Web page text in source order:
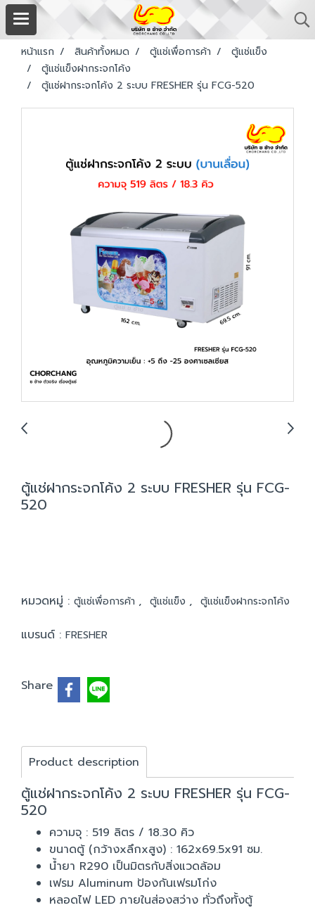
หน้าแรก สินค้าทั้งหมด ตู้แช่เพื่อการค้า
ตู้แช่แข็ง
ตู้แช่แข็งฝากระจกโค้ง
ตู้แช่ฝากระจกโค้ง 2 ระบบ FRESHER รุ่น FCG-520
ตู้แช่ฝากระจกโค้ง 2 ระบบ FRESHER รุ่น FCG-
520
หมวดหมู่ : ตู้แช่เพื่อการค้า , ตู้แช่แข็ง , ตู้แช่แข็งฝากระจกโค้ง
แบรนด์ : FRESHER
Share
Product description
ตู้แช่ฝากระจกโค้ง 2 ระบบ FRESHER รุ่น FCG-
520
ความจุ : 519 ลิตร / 18.30 คิว
ขนาดตู้ (กว้างxลึกxสูง) : 162x69.5x91 ซม.
น้ำยา R290 เป็นมิตรกับสิ่งแวดล้อม
เฟรม Aluminum ป้องกันเฟรมโก่ง
หลอดไฟ LED ภายในส่องสว่าง ทั่วถึงทั้งตู้